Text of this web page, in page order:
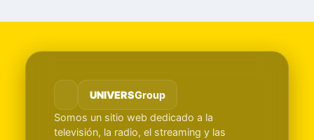
UNIVERSGroup
Somos un sitio web dedicado a la
televisión, la radio, el streaming y las